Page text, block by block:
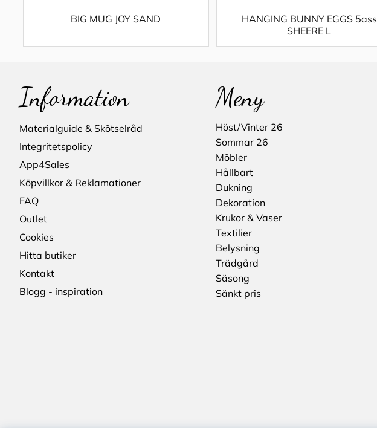
BIG MUG JOY SAND
HANGING BUNNY EGGS 5ass
SHEERE L
Information
Materialguide & Skötselråd
Integritetspolicy
App4Sales
Köpvillkor & Reklamationer
FAQ
Outlet
Cookies
Hitta butiker
Kontakt
Blogg - inspiration
Meny
Höst/Vinter 26
Sommar 26
Möbler
Hållbart
Dukning
Dekoration
Krukor & Vaser
Textilier
Belysning
Trädgård
Säsong
Sänkt pris